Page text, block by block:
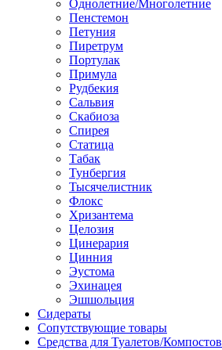
Однолетние/Многолетние
Пенстемон
Петуния
Пиретрум
Портулак
Примула
Рудбекия
Сальвия
Скабиоза
Спирея
Статица
Табак
Тунбергия
Тысячелистник
Флокс
Хризантема
Целозия
Цинерария
Цинния
Эустома
Эхинацея
Эшшольция
Сидераты
Сопутствующие товары
Средства для Туалетов/Компостов